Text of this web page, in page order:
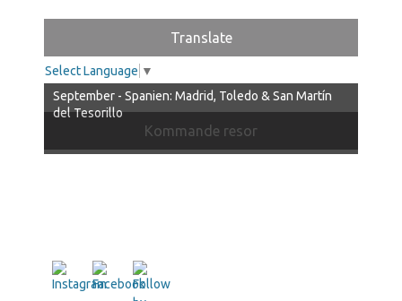
Translate
Select Language ▼
Kommande resor
September - Spanien: Madrid, Toledo & San Martín
del Tesorillo